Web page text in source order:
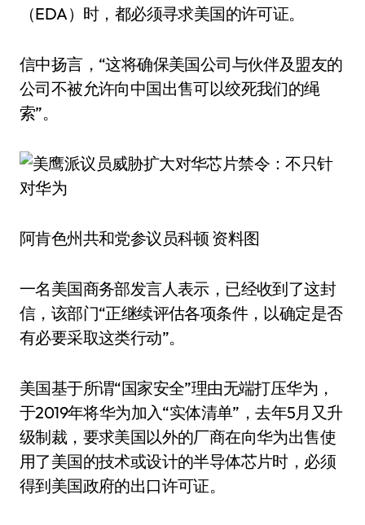
（EDA）时，都必须寻求美国的许可证。
信中扬言，“这将确保美国公司与伙伴及盟友的
公司不被允许向中国出售可以绞死我们的绳
索”。
阿肯色州共和党参议员科顿 资料图
一名美国商务部发言人表示，已经收到了这封
信，该部门“正继续评估各项条件，以确定是否
有必要采取这类行动”。
美国基于所谓“国家安全”理由无端打压华为，
于2019年将华为加入“实体清单”，去年5月又升
级制裁，要求美国以外的厂商在向华为出售使
用了美国的技术或设计的半导体芯片时，必须
得到美国政府的出口许可证。